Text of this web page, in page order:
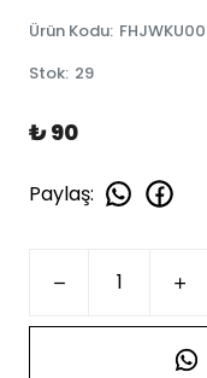
Ürün Kodu:
Stok: 29
₺ 90
Paylaş: